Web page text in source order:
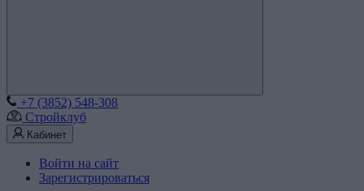
+7 (3852) 548-308
Стройклуб
Кабинет
Войти на сайт
Зарегистрироваться